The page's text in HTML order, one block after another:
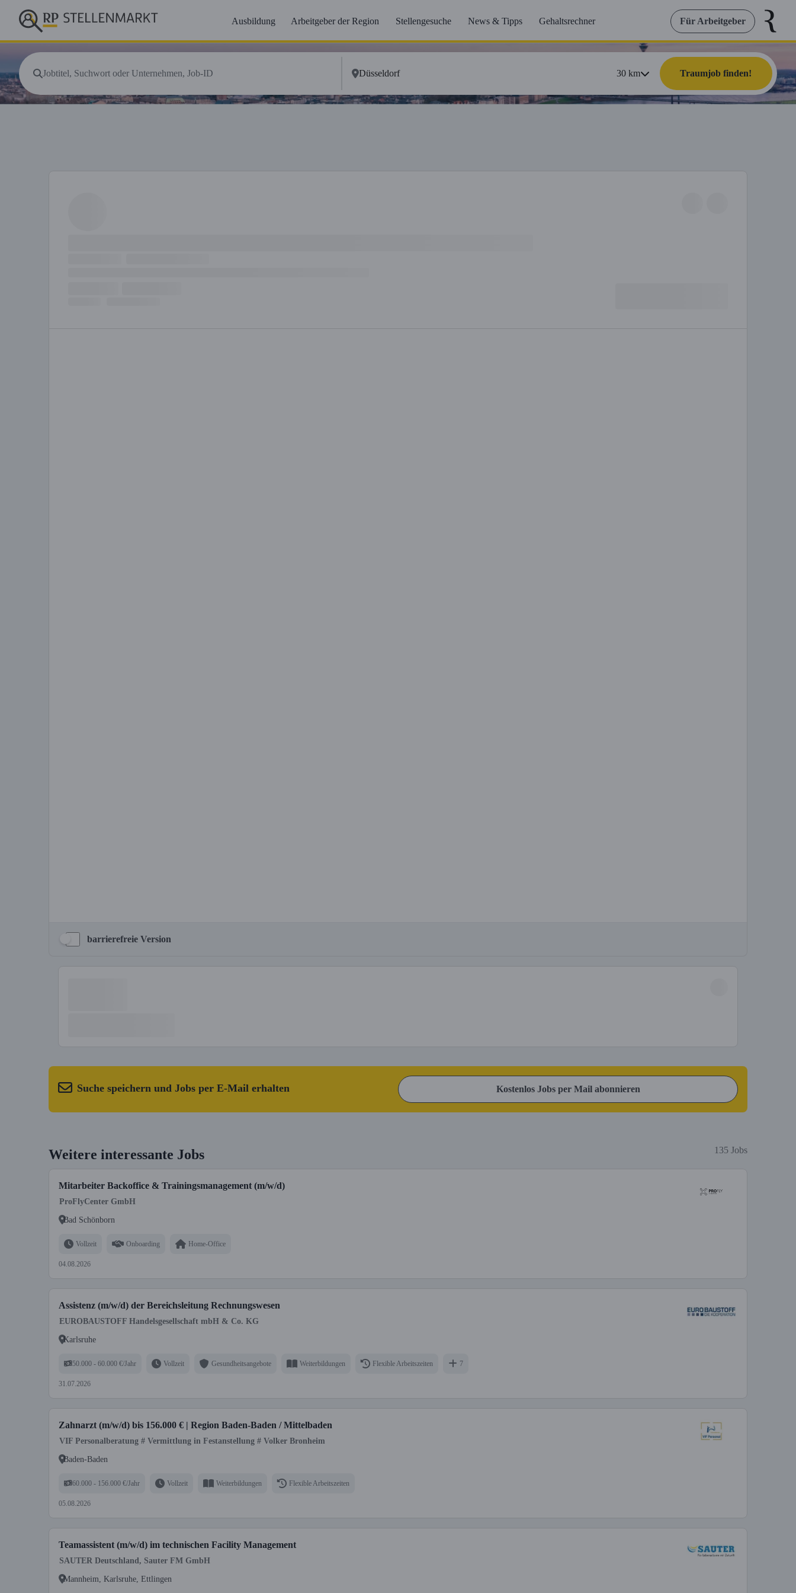
Ausbildung Arbeitgeber der Region Stellengesuche News & Tipps Gehaltsrechner Für Arbeitgeber
30km Traumjob finden!
barrierefreie Version
Suche speichern und Jobs per E-Mail erhalten Kostenlos Jobs per Mail abonnieren
Weitere interessante Jobs 135 Jobs
Mitarbeiter Backoffice & Trainingsmanagement (m/w/d)
ProFlyCenter GmbH
Bad Schönborn
Vollzeit Onboarding Home-Office
04.08.2026
Assistenz (m/w/d) der Bereichsleitung Rechnungswesen
EUROBAUSTOFF Handelsgesellschaft mbH & Co. KG
Karlsruhe
50.000 - 60.000 €/Jahr Vollzeit Gesundheitsangebote Weiterbildungen Flexible Arbeitszeiten 7
31.07.2026
Zahnarzt (m/w/d) bis 156.000 € | Region Baden-Baden / Mittelbaden
VIF Personalberatung # Vermittlung in Festanstellung # Volker Bronheim
Baden-Baden
60.000 - 156.000 €/Jahr Vollzeit Weiterbildungen Flexible Arbeitszeiten
05.08.2026
Teamassistent (m/w/d) im technischen Facility Management
SAUTER Deutschland, Sauter FM GmbH
Mannheim, Karlsruhe, Ettlingen